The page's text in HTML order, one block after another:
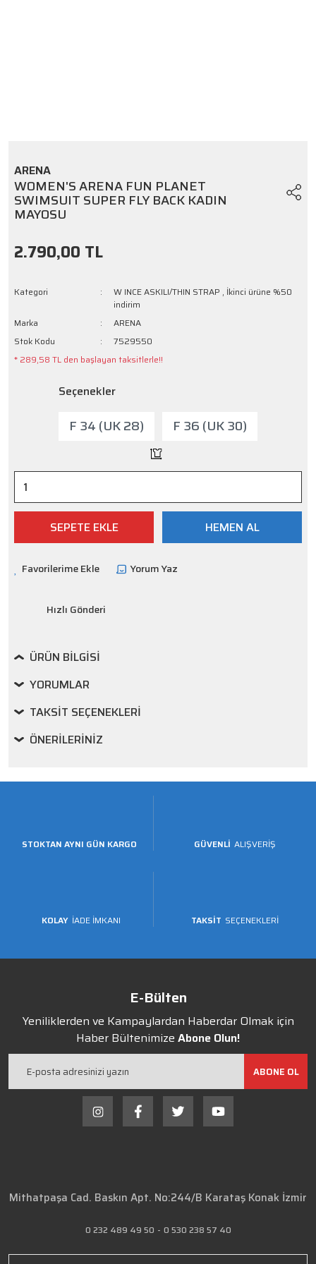
ARENA
WOMEN'S ARENA FUN PLANET
SWIMSUIT SUPER FLY BACK KADIN
MAYOSU
2.790,00 TL
Kategori W INCE ASKILI/THIN STRAP , İkinci ürüne %50
indirim
Marka
ARENA
Stok Kodu
7529550
* 289,58 TL den başlayan taksitlerle!!
Seçenekler
F 34 (UK 28) F 36 (UK 30)
SEPETE EKLE HEMEN AL
Yorum Yaz
Hızlı Gönderi
ÜRÜN BILGISI
YORUMLAR
TAKSIT SEÇENEKLERI
ÖNERILERINIZ
STOKTAN AYNI GÜN KARGO GÜVENLİ ALIŞVERİŞ
KOLAY İADE İMKANI TAKSİT SEÇENEKLERİ
E-Bülten
Yeniliklerden ve Kampaylardan Haberdar Olmak için
Haber Bültenimize Abone Olun!
ABONE OL
Mithatpaşa Cad. Baskın Apt. No:244/B Karataş Konak İzmir
0 232 489 49 50 - 0 530 238 57 40